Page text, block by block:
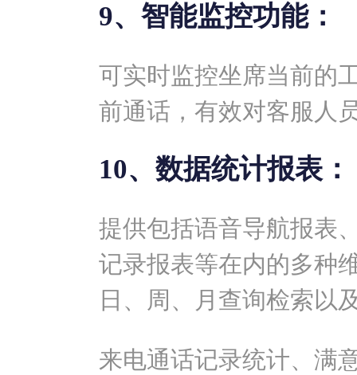
9、智能监控功能：
可实时监控坐席当前的
前通话，有效对客服人
10、数据统计报表：
提供包括语音导航报表
记录报表等在内的多种
日、周、月查询检索以
来电通话记录统计、满